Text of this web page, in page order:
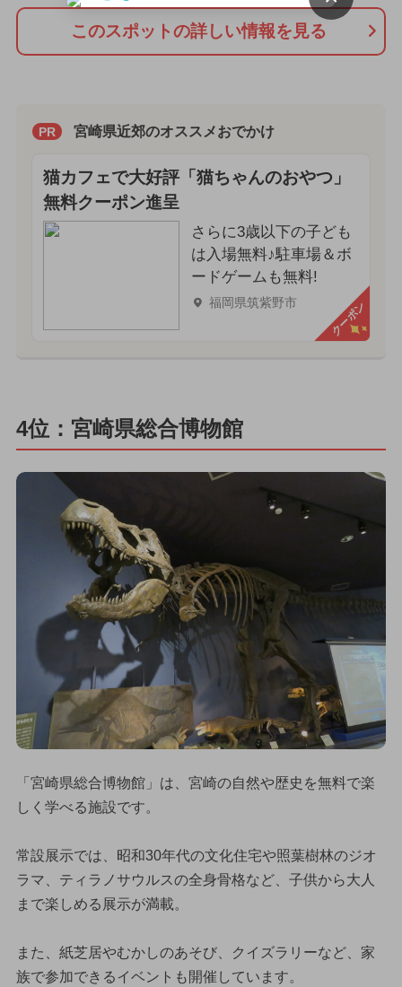
このスポットの詳しい情報を見る
PR 宮崎県近郊のオススメおでかけ
猫カフェで大好評「猫ちゃんのおやつ」
無料クーポン進呈
さらに3歳以下の子ども
は入場無料♪駐車場＆ボ
ードゲームも無料!
福岡県筑紫野市 クーポン
4位：宮崎県総合博物館
「宮崎県総合博物館」は、宮崎の自然や歴史を無料で楽
しく学べる施設です。
常設展示では、昭和30年代の文化住宅や照葉樹林のジオ
ラマ、ティラノサウルスの全身骨格など、子供から大人
まで楽しめる展示が満載。
また、紙芝居やむかしのあそび、クイズラリーなど、家
族で参加できるイベントも開催しています。